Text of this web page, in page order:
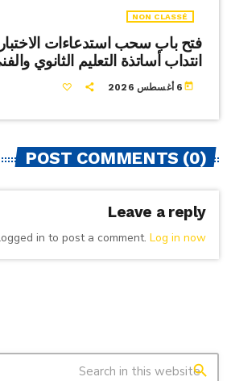
NON CLASSÉ
فتح باب سحب استدعاءات
انتداب أساتذة التعليم الثانوي
today 6 أغسطس 2026
POST COMMENTS (0)
Leave a reply
in to post a comment. Log in now
search